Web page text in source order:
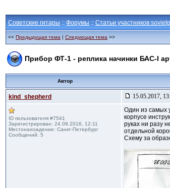
Советские гитары :: Форумы :: Статьи участников
<< Предыдущая тема | Следующая тема >>
Прибор ФТ-1 - реплика начинки БАС-I
Автор
kind_shepherd 15.05.2017,
ID пользователя #7541
Зарегистрирован: 24.09.2016, 12:11
Местонахождение: Санкт-Петербург
Сообщений: 5
Один из самых
корпусе
руках ни разу
отдельной
Схему за